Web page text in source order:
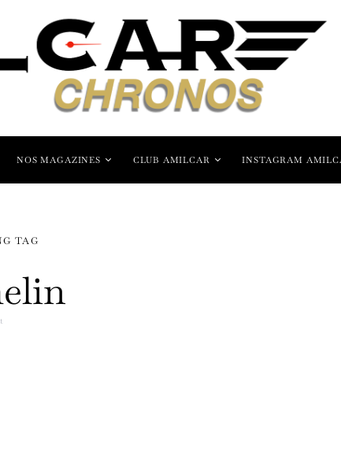
NOS MAGAZINES CLUB AMILCAR INSTAGRAM
TAG